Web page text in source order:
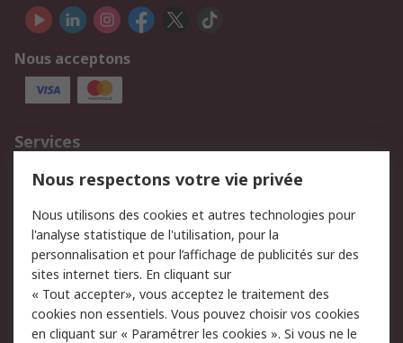
Nous acceptons
Services
750.000 produits
2.500 marques
Retours
Support technique
Track & trace
Legal
Politique de cookies
Sécurité des e-mails
Nous respectons votre vie privée
Nous utilisons des cookies et autres technologies pour
l'analyse statistique de l'utilisation, pour la
personnalisation et pour l’affichage de publicités sur des
sites internet tiers. En cliquant sur
« Tout accepter», vous acceptez le traitement des
cookies non essentiels. Vous pouvez choisir vos cookies
en cliquant sur « Paramétrer les cookies ». Si vous ne le